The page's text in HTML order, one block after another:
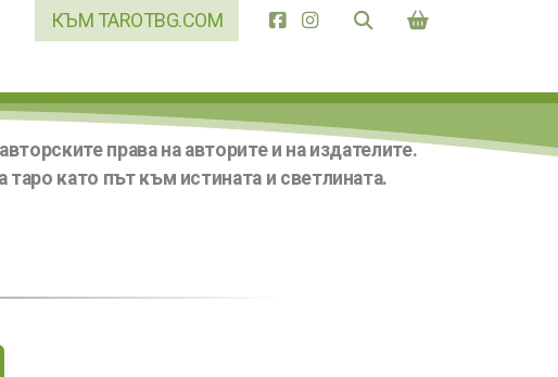
КЪМ TAROTBG.COM
права на авторите и на издателите.
като път към истината и светлината.